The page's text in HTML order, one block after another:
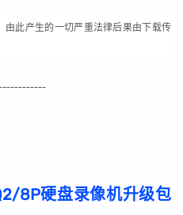
此产生的一切严重法律后果由下载传
8P硬盘录像机升级包